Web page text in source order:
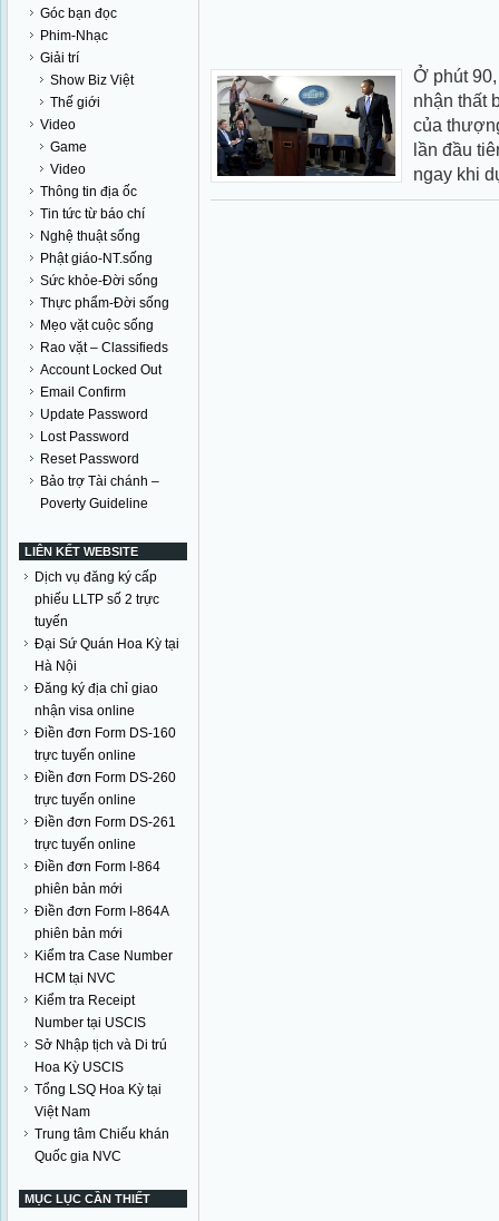
Góc bạn đọc
Phim-Nhạc
Giải trí
Show Biz Việt
Thế giới
Video
Game
Video
Thông tin địa ốc
Tin tức từ báo chí
Nghệ thuật sống
Phật giáo-NT.sống
Sức khỏe-Đời sống
Thực phẩm-Đời sống
Mẹo vặt cuộc sống
Rao vặt – Classifieds
Account Locked Out
Email Confirm
Update Password
Lost Password
Reset Password
Bảo trợ Tài chánh –
Poverty Guideline
LIÊN KẾT WEBSITE
Dịch vụ đăng ký cấp
phiếu LLTP số 2 trực
tuyến
Đại Sứ Quán Hoa Kỳ tại
Hà Nội
Đăng ký địa chỉ giao
nhận visa online
Điền đơn Form DS-160
trực tuyến online
Điền đơn Form DS-260
trực tuyến online
Điền đơn Form DS-261
trực tuyến online
Điền đơn Form I-864
phiên bản mới
Điền đơn Form I-864A
phiên bản mới
Kiểm tra Case Number
HCM tại NVC
Kiểm tra Receipt
Number tại USCIS
Sở Nhập tịch và Di trú
Hoa Kỳ USCIS
Tổng LSQ Hoa Kỳ tại
Việt Nam
Trung tâm Chiếu khán
Quốc gia NVC
MỤC LỤC CẦN THIẾT
Ở phút
nhận thất
của
lần đầu
ngay khi